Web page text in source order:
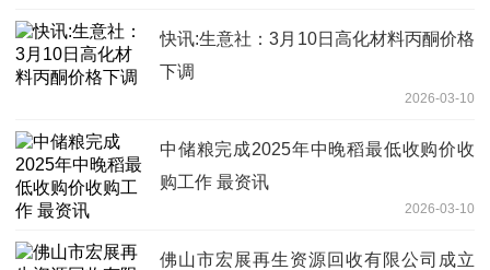
快讯:生意社：3月10日高化材料丙酮价格
下调
2026-03-10
中储粮完成2025年中晚稻最低收购价收
购工作 最资讯
2026-03-10
佛山市宏展再生资源回收有限公司成立